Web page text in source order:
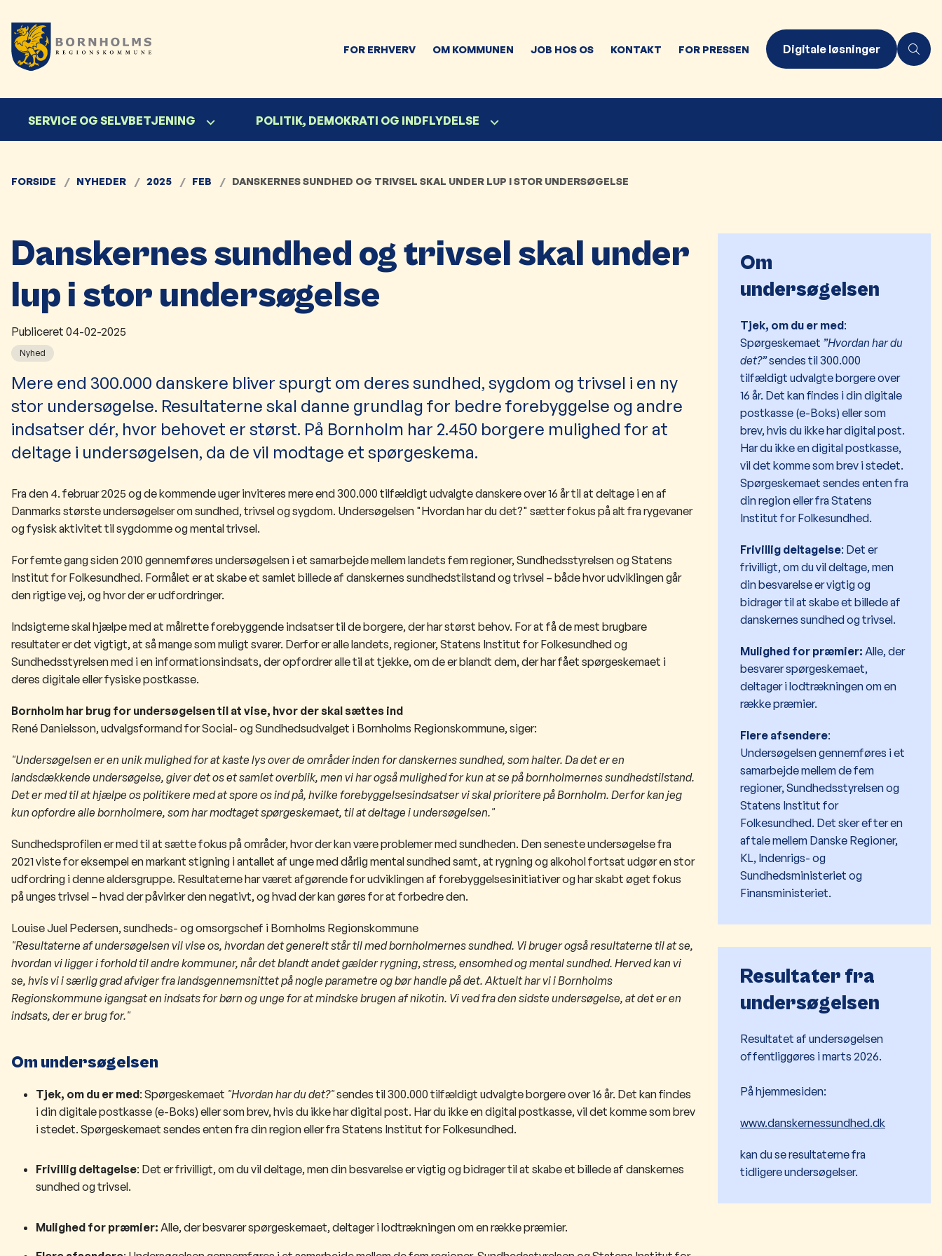
FOR ERHVERV OM KOMMUNEN JOB HOS OS KONTAKT FOR PRESSEN Digitale løsninger
SERVICE OG SELVBETJENING POLITIK, DEMOKRATI OG INDFLYDELSE
FORSIDE NYHEDER 2025 FEB DANSKERNES SUNDHED OG TRIVSEL SKAL UNDER LUP I STOR UNDERSØGELSE
Danskernes sundhed og trivsel skal under
lup i stor undersøgelse
Publiceret 04-02-2025
Nyhed
​​​​​​​​​​​​​Mere end 300.000 danskere bliver spurgt om deres sundhed, sygdom og trivsel i en ny
stor undersøgelse. Resultaterne skal danne grundlag for bedre forebyggelse og andre
indsatser dér, hvor behovet er størst. På Bornholm har 2.450 borgere mulighed for at
deltage i undersøgelsen, da de vil modtage et spørgeskema.
Fra den 4. februar 2025 og de kommende uger inviteres mere end 300.000 tilfældigt udvalgte danskere over 16 år til at deltage i en af
Danmarks største undersøgelser om sundhed, trivsel og sygdom. Undersøgelsen "Hvordan har du det?" sætter fokus på alt fra rygevaner
og fysisk aktivitet til sygdomme og mental trivsel.
For femte gang siden 2010 gennemføres undersøgelsen i et samarbejde mellem landets fem regioner, Sundhedsstyrelsen og Statens
Institut for Folkesundhed. Formålet er at skabe et samlet billede af danskernes sundhedstilstand og trivsel – både hvor udviklingen går
den rigtige vej, og hvor der er udfordringer.
Indsigterne skal hjælpe med at målrette forebyggende indsatser til de borgere, der har størst behov. For at få de mest brugbare
resultater er det vigtigt, at så mange som muligt svarer. Derfor er alle landets, regioner, Statens Institut for Folkesundhed og
Sundhedsstyrelsen med i en informationsindsats, der opfordrer alle til at tjekke, om de er blandt dem, der har fået spørgeskemaet i
deres digitale eller fysiske postkasse.
Bornholm har brug for undersøgelsen til at vise, hvor der skal sættes ind​
René Danielsson, udvalgsformand for Social- og Sundhedsudvalget i Bornholms Regionskommune, siger:
"Undersøgelsen er en unik mulighed for at kaste lys over de områder inden for danskernes sundhed, som halter. Da det er en
landsdækkende undersøgelse, giver det os et samlet overblik, men vi har også mulighed for kun at se på bornholmernes sundhedstilstand.
Det er med til at hjælpe os politikere med at spore os ind på, hvilke forebyggelsesindsatser vi skal prioritere på Bornholm. Derfor kan jeg
kun opfordre alle bornholmere, som har modtaget spørgeskemaet, til at deltage i undersøgelsen."
Sundhedsprofilen er med til at sætte fokus på områder, hvor der kan være problemer med sundheden. Den seneste undersøgelse fra
2021 viste for eksempel en markant stigning i antallet af unge med dårlig mental sundhed samt, at rygning og alkohol fortsat udgør en stor
udfordring i denne aldersgruppe. Resultaterne har været afgørende for udviklingen af forebyggelsesinitiativer og har skabt øget fokus
på unges trivsel – hvad der påvirker den negativt, og hvad der kan gøres for at forbedre den.
Louise Juel Pedersen, sundheds- og omsorgschef i Bornholms Regionskommune
"Resultaterne af undersøgelsen vil vise os, hvordan det generelt står til med bornholmernes sundhed. Vi bruger også resultaterne til at se,
hvordan vi ligger i forhold til andre kommuner, når det blandt andet gælder rygning, stress, ensomhed og mental sundhed. Herved kan vi
se, hvis vi i særlig grad afviger fra landsgennemsnittet på nogle parametre og bør handle på det. Aktuelt har vi i Bornholms
Regionskommune igangsat en indsats for børn og unge for at mindske brugen af nikotin. Vi ved fra den sidste undersøgelse, at det er en
indsats, der er brug for."
​​Om undersøgelsen
Tjek, om du er med: Spørgeskemaet "Hvordan har du det?"sendes til 300.000 tilfældigt udvalgte borgere over 16 år. Det kan findes
i din digitale postkasse (e-Boks) eller som brev, hvis du ikke har digital post. Har du ikke en digital postkasse, vil det komme som brev
i stedet. Spørgeskemaet sendes enten fra din region eller fra Statens Institut for Folkesundhed.
Frivillig deltagelse: Det er frivilligt, om du vil deltage, men din besvarelse er vigtig og bidrager til at skabe et billede af danskernes
sundhed og trivsel.
Mulighed for præmier: Alle, der besvarer spørgeskemaet, deltager i lodtrækningen om en række præmier.
Om
undersøgelsen
Tjek, om du er med:
Spørgeskemaet ”Hvordan har du
det?”sendes til 300.000
tilfældigt udvalgte borgere over
16 år. Det kan findes i din digitale
postkasse (e-Boks) eller som
brev, hvis du ikke har digital post.
Har du ikke en digital postkasse,
vil det komme som brev i stedet.
Spørgeskemaet sendes enten fra
din region eller fra Statens
Institut for Folkesundhed.
Frivillig deltagelse: Det er
frivilligt, om du vil deltage, men
din besvarelse er vigtig og
bidrager til at skabe et billede af
danskernes sundhed og trivsel.
Mulighed for præmier: Alle, der
besvarer spørgeskemaet,
deltager i lodtrækningen om en
række præmier.
Flere afsendere:
Undersøgelsen gennemføres i et
samarbejde mellem de fem
regioner, Sundhedsstyrelsen og
Statens Institut for
Folkesundhed. Det sker efter en
aftale mellem Danske Regioner,
KL, Indenrigs- og
Sundhedsministeriet og
Finansministeriet.
Resultater fra
undersøgelsen
Resultatet af undersøgelsen
offentliggøres i marts 2026.
På hjemmesiden:
www.danskernessundhed.dk
kan du se resultaterne fra
tidligere undersøgelser.